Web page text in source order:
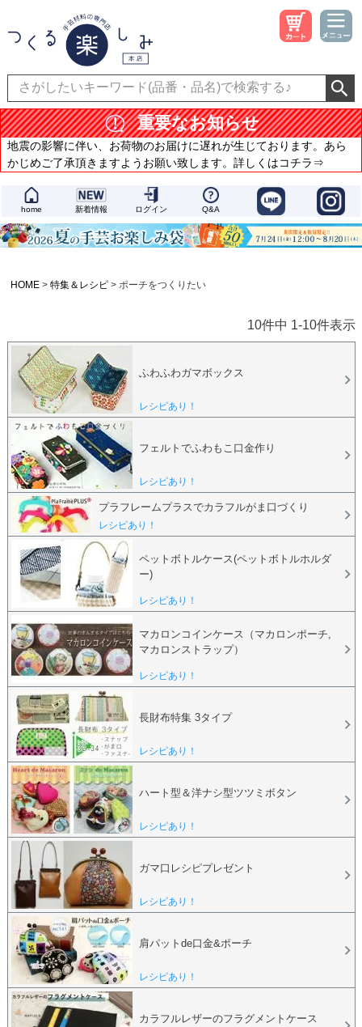
重要なお知らせ
地震の影響に伴い、お荷物のお届けに遅れが生じております。あら
かじめご了承頂きますようお願い致します。詳しくはコチラ⇒
home 新着情報 ログイン Q&A
HOME 特集＆レシピ ポーチをつくりたい
10件中 1-10件表示
ふわふわガマボックス
レシピあり！
フェルトでふわもこ口金作り
レシピあり！
プラフレームプラスでカラフルがま口づくり
レシピあり！
ペットボトルケース(ペットボトルホルダ
ー)
レシピあり！
マカロンコインケース（マカロンポーチ,
マカロンストラップ）
レシピあり！
長財布特集 3タイプ
レシピあり！
ハート型＆洋ナシ型ツツミボタン
レシピあり！
ガマ口レシピプレゼント
レシピあり！
肩パットde口金&ポーチ
レシピあり！
カラフルレザーのフラグメントケース